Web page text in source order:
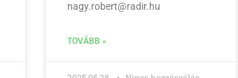
nagy.robert@radir.hu
TOVÁBB »